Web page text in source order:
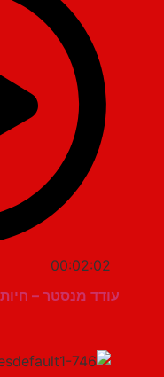
00:02:02
עודד מנסטר – חיות מחמד